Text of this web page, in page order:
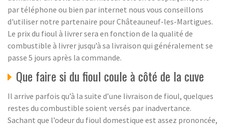
par téléphone ou bien par internet nous vous conseillons
d'utiliser notre partenaire pour Châteauneuf-les-Martigues.
Le prix du fioul à livrer sera en fonction de la qualité de
combustible à livrer jusqu’à sa livraison qui généralement se
passe 5 jours après la commande.
Que faire si du fioul coule à côté de la cuve
Il arrive parfois qu’à la suite d’une livraison de fioul, quelques
restes du combustible soient versés par inadvertance.
Sachant que l’odeur du fioul domestique est assez prononcée,